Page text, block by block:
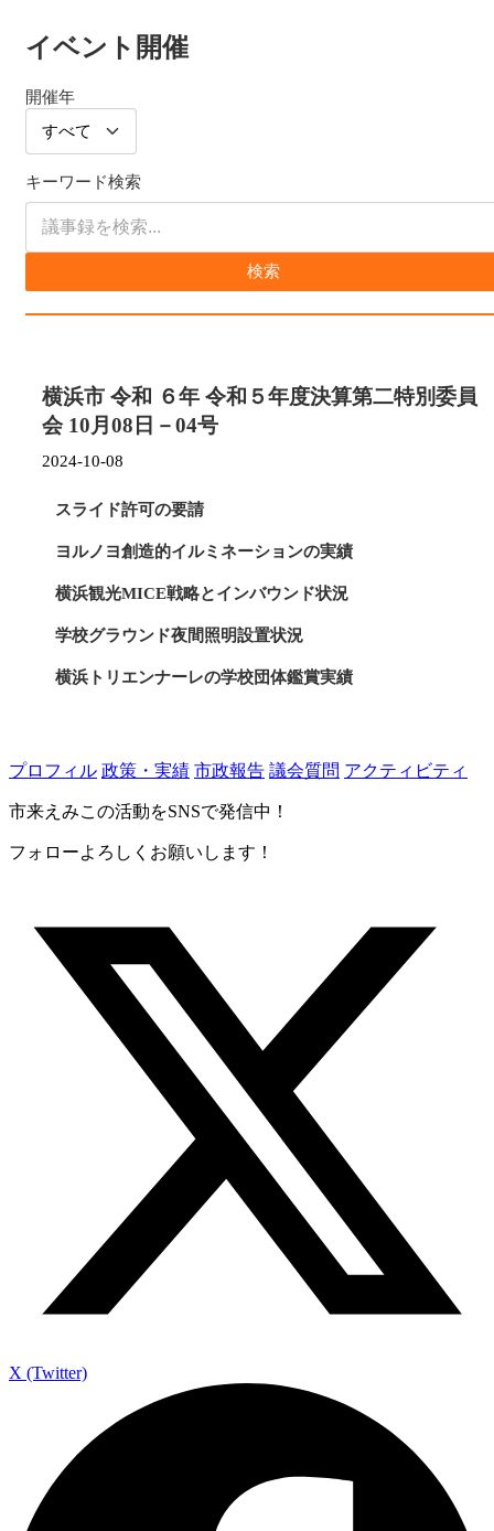
イベント開催
開催年
キーワード検索
検索
横浜市 令和 ６年 令和５年度決算第二特別委員
会 10月08日－04号
2024-10-08
スライド許可の要請
ヨルノヨ創造的イルミネーションの実績
横浜観光MICE戦略とインバウンド状況
学校グラウンド夜間照明設置状況
横浜トリエンナーレの学校団体鑑賞実績
プロフィル 政策・実績 市政報告 議会質問 アクティビティ
市来えみこの活動をSNSで発信中！
フォローよろしくお願いします！
X (Twitter)